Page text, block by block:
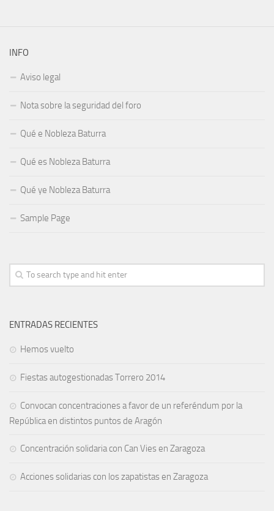
INFO
Aviso legal
Nota sobre la seguridad del foro
Qué e Nobleza Baturra
Qué es Nobleza Baturra
Qué ye Nobleza Baturra
Sample Page
ENTRADAS RECIENTES
Hemos vuelto
Fiestas autogestionadas Torrero 2014
Convocan concentraciones a favor de un referéndum por la
República en distintos puntos de Aragón
Concentración solidaria con Can Vies en Zaragoza
Acciones solidarias con los zapatistas en Zaragoza